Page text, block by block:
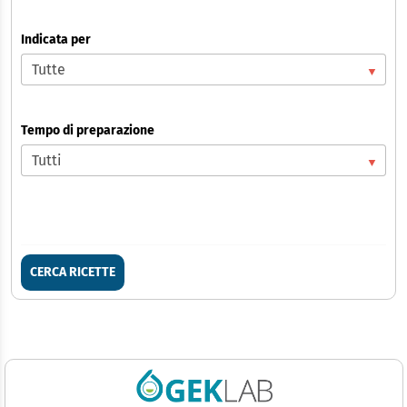
Indicata per
Tempo di preparazione
CERCA RICETTE